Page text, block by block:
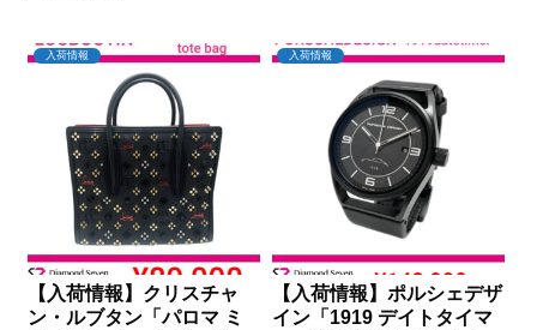
入荷情報
【入荷情報】クリスチャ
ン・ルブタン「パロマ ミ
入荷情報
【入荷情報】ポルシェデザ
イン「1919 デイトタイマ